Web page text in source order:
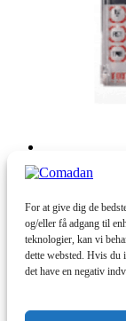
For at give dig de
og/eller få adgang til
teknologier, kan vi
dette websted. Hvis
det have en negativ
FOTEK
(48×96)
Log ind for at